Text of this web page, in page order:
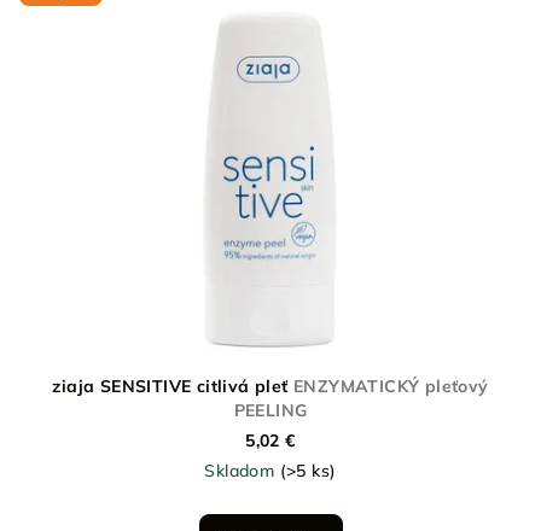
ziaja SENSITIVE citlivá pleť ENZYMATICKÝ pleťový
PEELING
5,02 €
Skladom (>5 ks)